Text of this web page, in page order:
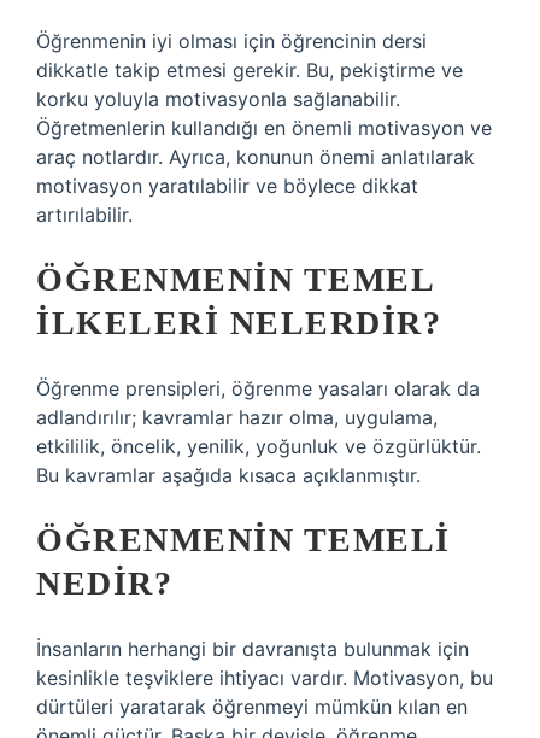
Öğrenmenin iyi olması için öğrencinin dersi
dikkatle takip etmesi gerekir. Bu, pekiştirme ve
korku yoluyla motivasyonla sağlanabilir.
Öğretmenlerin kullandığı en önemli motivasyon ve
araç notlardır. Ayrıca, konunun önemi anlatılarak
motivasyon yaratılabilir ve böylece dikkat
artırılabilir.
ÖĞRENMENIN TEMEL
ILKELERI NELERDIR?
Öğrenme prensipleri, öğrenme yasaları olarak da
adlandırılır; kavramlar hazır olma, uygulama,
etkililik, öncelik, yenilik, yoğunluk ve özgürlüktür.
Bu kavramlar aşağıda kısaca açıklanmıştır.
ÖĞRENMENIN TEMELI
NEDIR?
İnsanların herhangi bir davranışta bulunmak için
kesinlikle teşviklere ihtiyacı vardır. Motivasyon, bu
dürtüleri yaratarak öğrenmeyi mümkün kılan en